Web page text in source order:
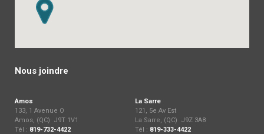
Nous joindre
Amos
133, 1 Avenue O
Amos, (QC) J9T 1V1
Tél : 819-732-4422
La Sarre
121, 5e Av Est
La Sarre, (QC) J9Z 3A8
Tél : 819-333-4422